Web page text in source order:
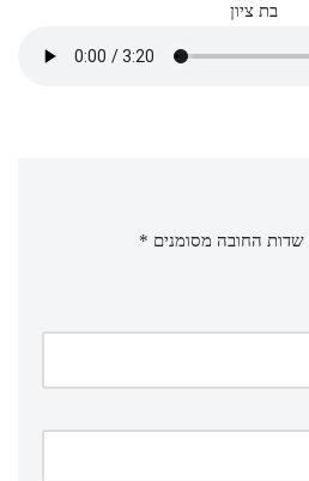
בת ציון
שדות החובה מסומנים *